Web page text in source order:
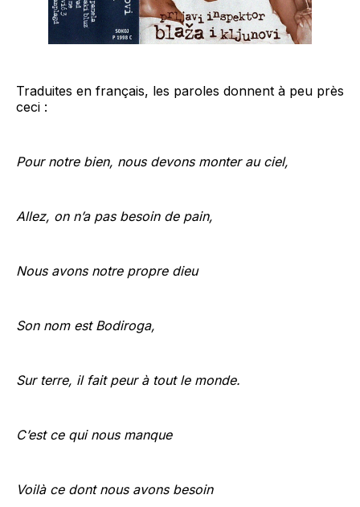
Traduites en français, les paroles donnent à peu près
ceci :
Pour notre bien, nous devons monter au ciel,
Allez, on n’a pas besoin de pain,
Nous avons notre propre dieu
Son nom est Bodiroga,
Sur terre, il fait peur à tout le monde.
C’est ce qui nous manque
Voilà ce dont nous avons besoin